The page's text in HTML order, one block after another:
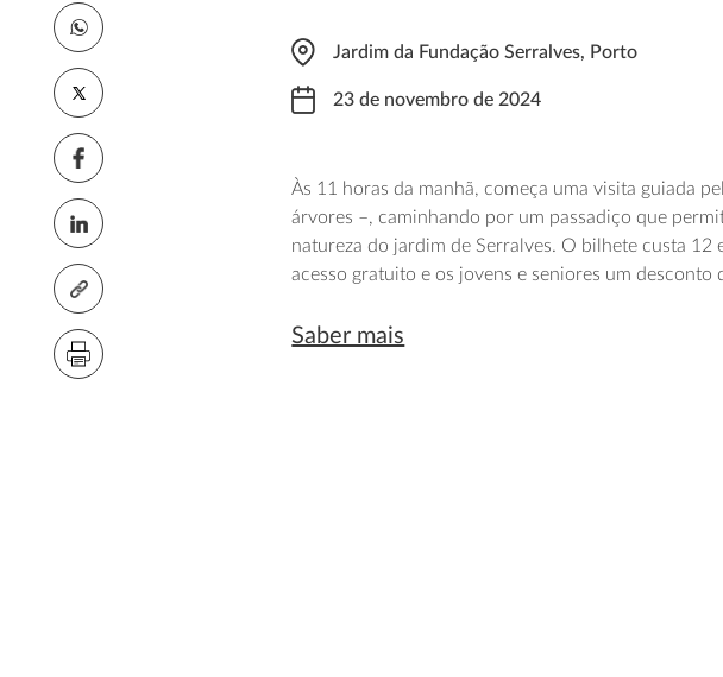
Jardim da Fundação Serralves, Porto
23 de novembro de 2024
Às 11 horas da manhã, começa uma visita guiada
árvores –, caminhando por um passadiço que
natureza do jardim de Serralves. O bilhete custa 12
acesso gratuito e os jovens e seniores um desconto
Saber mais